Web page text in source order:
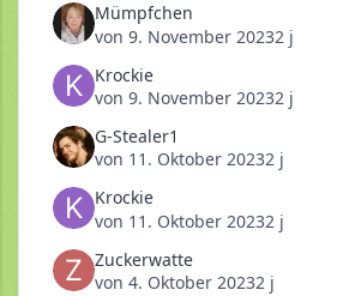
Mümpfchen
von 9. November 20232 j
Krockie
von 9. November 20232 j
G-Stealer1
von 11. Oktober 20232 j
Krockie
von 11. Oktober 20232 j
Zuckerwatte
von 4. Oktober 20232 j